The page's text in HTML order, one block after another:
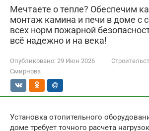
Мечтаете о тепле? Обеспечим
монтаж камина и печи в доме с
всех норм пожарной
всё надежно и на века!
Опубликовано: 29 Июн 2026
Смирнова
Установка отопительного
доме требует точного расчета